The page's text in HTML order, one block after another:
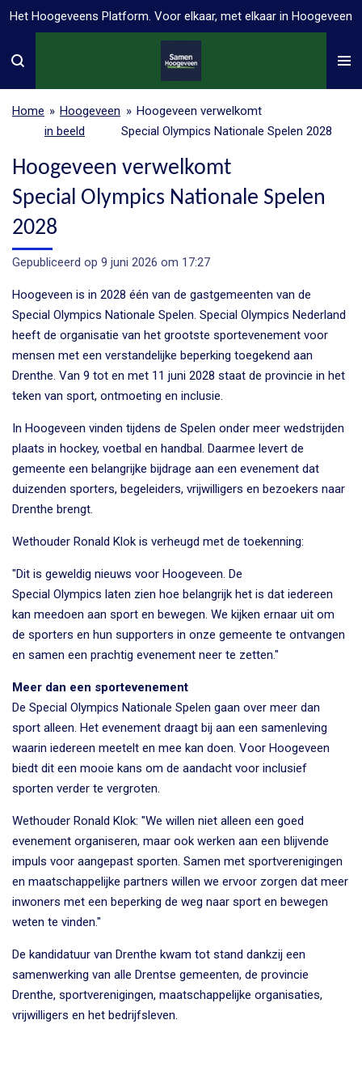
Ga
naar
Het Hoogeveens Platform. Voor elkaar, met elkaar in Hoogeveen
Home » Hoogeveen
in beeld
» Hoogeveen verwelkomt
Special Olympics Nationale Spelen 2028
Hoogeveen verwelkomt
Special Olympics Nationale Spelen
2028
Gepubliceerd op 9 juni 2026 om 17:27
Hoogeveen is in 2028 één van de gastgemeenten van de
Special Olympics Nationale Spelen. Special Olympics Nederland
heeft de organisatie van het grootste sportevenement voor
mensen met een verstandelijke beperking toegekend aan
Drenthe. Van 9 tot en met 11 juni 2028 staat de provincie in het
teken van sport, ontmoeting en inclusie.
In Hoogeveen vinden tijdens de Spelen onder meer wedstrijden
plaats in hockey, voetbal en handbal. Daarmee levert de
gemeente een belangrijke bijdrage aan een evenement dat
duizenden sporters, begeleiders, vrijwilligers en bezoekers naar
Drenthe brengt.
Wethouder Ronald Klok is verheugd met de toekenning:
"Dit is geweldig nieuws voor Hoogeveen. De
Special Olympics laten zien hoe belangrijk het is dat iedereen
kan meedoen aan sport en bewegen. We kijken ernaar uit om
de sporters en hun supporters in onze gemeente te ontvangen
en samen een prachtig evenement neer te zetten."
Meer dan een sportevenement
De Special Olympics Nationale Spelen gaan over meer dan
sport alleen. Het evenement draagt bij aan een samenleving
waarin iedereen meetelt en mee kan doen. Voor Hoogeveen
biedt dit een mooie kans om de aandacht voor inclusief
sporten verder te vergroten.
Wethouder Ronald Klok: "We willen niet alleen een goed
evenement organiseren, maar ook werken aan een blijvende
impuls voor aangepast sporten. Samen met sportverenigingen
en maatschappelijke partners willen we ervoor zorgen dat meer
inwoners met een beperking de weg naar sport en bewegen
weten te vinden."
De kandidatuur van Drenthe kwam tot stand dankzij een
samenwerking van alle Drentse gemeenten, de provincie
Drenthe, sportverenigingen, maatschappelijke organisaties,
vrijwilligers en het bedrijfsleven.